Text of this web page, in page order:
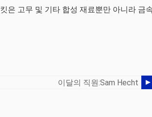
은 고무 및 기타 합성 재료뿐만 아니라 금
이달의 직원:Sam Hecht